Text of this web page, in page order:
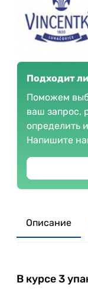
Подходит
Поможем
ваш запрос,
определить
Напишите
Описание
В курсе 3